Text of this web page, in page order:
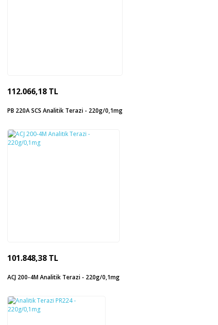
112.066,18 TL
PB 220A SCS Analitik Terazi - 220g/0,1mg
101.848,38 TL
ACJ 200-4M Analitik Terazi - 220g/0,1mg